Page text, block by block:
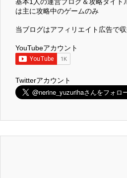
は主に攻略中のゲームのみ
当ブログはアフィリエイト広告で収
YouTubeアカウント
Twitterアカウント